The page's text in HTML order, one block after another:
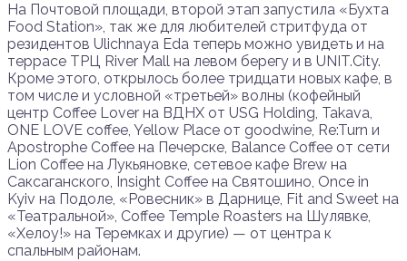
На Почтовой площади, второй этап запустила «Бухта
Food Station», так же для любителей стритфуда от
резидентов Ulichnaya Eda теперь можно увидеть и на
террасе ТРЦ River Mall на левом берегу и в UNIT.City.
Кроме этого, открылось более тридцати новых кафе, в
том числе и условной «третьей» волны (кофейный
центр Coffee Lover на ВДНХ от USG Holding, Takava,
ONE LOVE coffee, Yellow Place от goodwine, Re:Turn и
Apostrophe Coffee на Печерске, Balance Coffee от сети
Lion Coffee на Лукьяновке, сетевое кафе Brew на
Саксаганского, Insight Coffee на Святошино, Once in
Kyiv на Подоле, «Ровесник» в Дарнице, Fit and Sweet на
«Театральной», Coffee Temple Roasters на Шулявке,
«Хелоу!» на Теремках и другие) — от центра к
спальным районам.